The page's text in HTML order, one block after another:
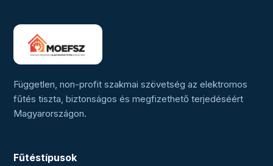
Független, non-profit szakmai szövetség az elektromos
fűtés tiszta, biztonságos és megfizethető terjedéséért
Magyarországon.
Fűtéstípusok